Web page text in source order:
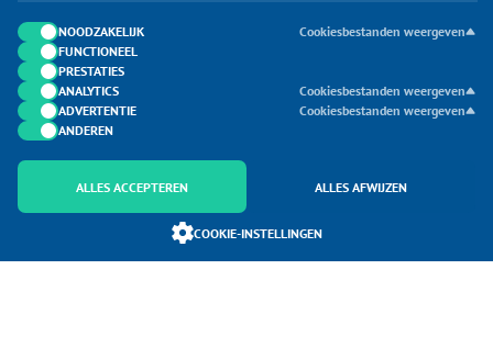
DUIJVELAAR E-COMMERCE
CONTACTEN
Onderdeel van Duijvelaar E-commerce
SoloMono.net
NOODZAKELIJK
Cookiesbestanden weergeven
FUNCTIONEEL
PRESTATIES
ANALYTICS
Cookiesbestanden weergeven
ADVERTENTIE
Cookiesbestanden weergeven
ANDEREN
ALLES ACCEPTEREN ALLES AFWIJZEN
COOKIE-INSTELLINGEN